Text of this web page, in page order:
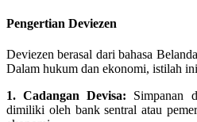
Pengertian Deviezen
Deviezen berasal dari bahasa
Dalam hukum dan ekonomi, istilah
1. Cadangan Devisa: Simpanan
dimiliki oleh bank sentral atau